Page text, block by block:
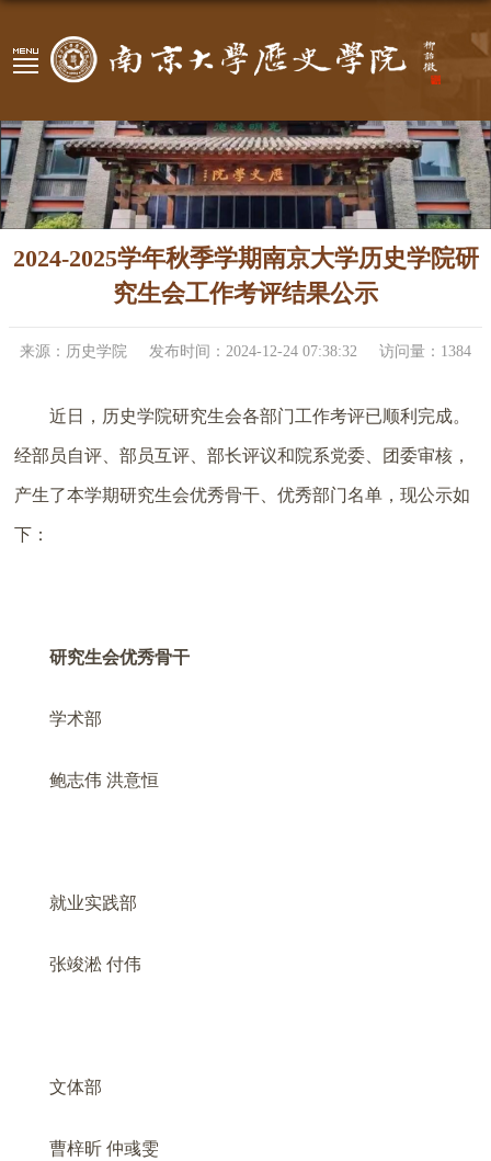
2024-2025学年秋季学期南京大学历史学院研
究生会工作考评结果公示
来源：历史学院 发布时间：2024-12-24 07:38:32 访问量： 1384
近日，历史学院研究生会各部门工作考评已顺利完成。
经部员自评、部员互评、部长评议和院系党委、团委审核，
产生了本学期研究生会优秀骨干、优秀部门名单，现公示如
下：
研究生会优秀骨干
学术部
鲍志伟 洪意恒
就业实践部
张竣淞 付伟
文体部
曹梓昕 仲彧雯